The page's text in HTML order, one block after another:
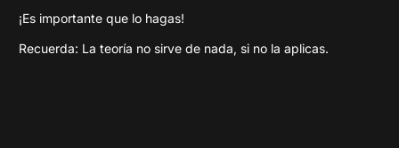
¡Es importante que lo hagas!
Recuerda: La teoría no sirve de nada, si no la aplicas.